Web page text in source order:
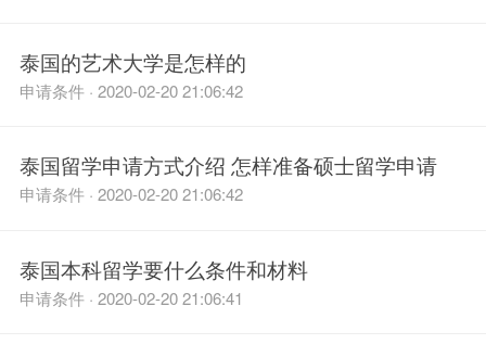
泰国的艺术大学是怎样的
申请条件 · 2020-02-20 21:06:42
泰国留学申请方式介绍 怎样准备硕士留学申请
申请条件 · 2020-02-20 21:06:42
泰国本科留学要什么条件和材料
申请条件 · 2020-02-20 21:06:41